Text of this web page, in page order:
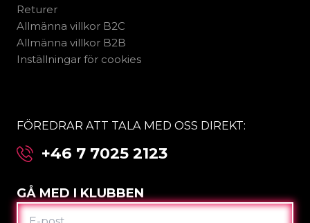
Returer
Allmänna villkor B2C
Allmänna villkor B2B
Inställningar för cookies
FÖREDRAR ATT TALA MED OSS DIREKT:
+46 7 7025 2123
GÅ MED I KLUBBEN
E-